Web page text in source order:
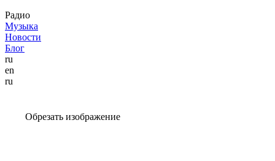
Радио
Музыка
Новости
Блог
ru
en
ru
Обрезать изображение